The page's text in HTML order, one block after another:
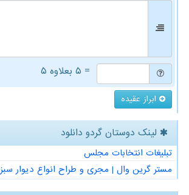
= ۵ بعلاوه ۵
ابراز عقیده
لینک دوستان گردو دانلود
تبلیغات انتخابات مجلس
مستر گرین وال | مجری و طراح انواع دیوار سبز